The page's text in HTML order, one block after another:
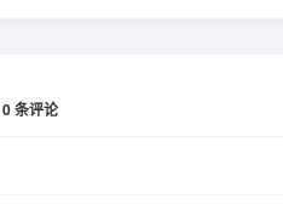
0条评论